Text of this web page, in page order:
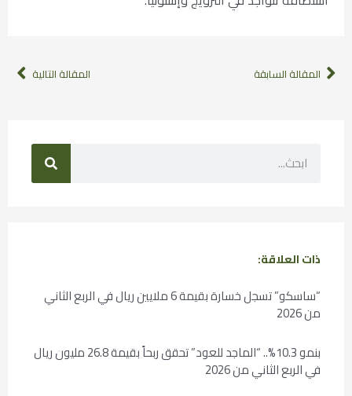
المقالة السابقة المقالة التالية
ذات العلاقة:
“ساسكو” تسجل خسارة بقيمة 6 ملايين ريال في الربع الثاني
من 2026
بنمو 10.3%.. “الماجد للعود” تحقق ربحاً بقيمة 26.8 مليون ريال
في الربع الثاني من 2026